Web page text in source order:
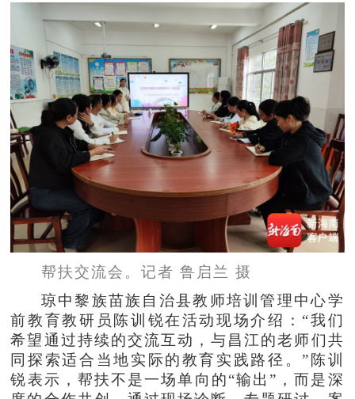
帮扶交流会。记者 鲁启兰 摄
琼中黎族苗族自治县教师培训管理中心学
前教育教研员陈训锐在活动现场介绍：“我们
希望通过持续的交流互动，与昌江的老师们共
同探索适合当地实际的教育实践路径。”陈训
锐表示，帮扶不是一场单向的“输出”，而是深